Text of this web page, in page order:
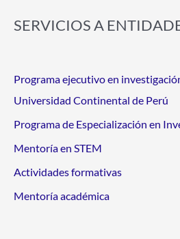
SERVICIOS A
Programa ejecutivo en
Universidad Continental de Perú
Programa de Especialización en
Mentoría en STEM
Actividades formativas
Mentoría académica